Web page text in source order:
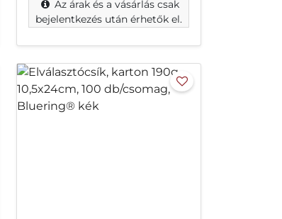
Az árak és a vásárlás csak
bejelentkezés után érhetők el.